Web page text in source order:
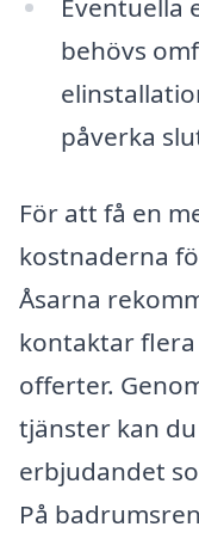
Eventuella
behövs
påverka
För att få en
kostnaderna
Åsarna
kontaktar
offerter.
tjänster kan
erbjudandet
På